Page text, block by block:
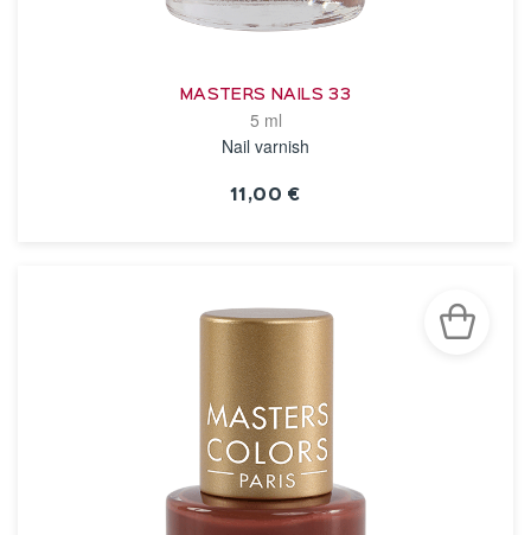
MASTERS NAILS 33
5 ml
Nail varnish
11,00 €